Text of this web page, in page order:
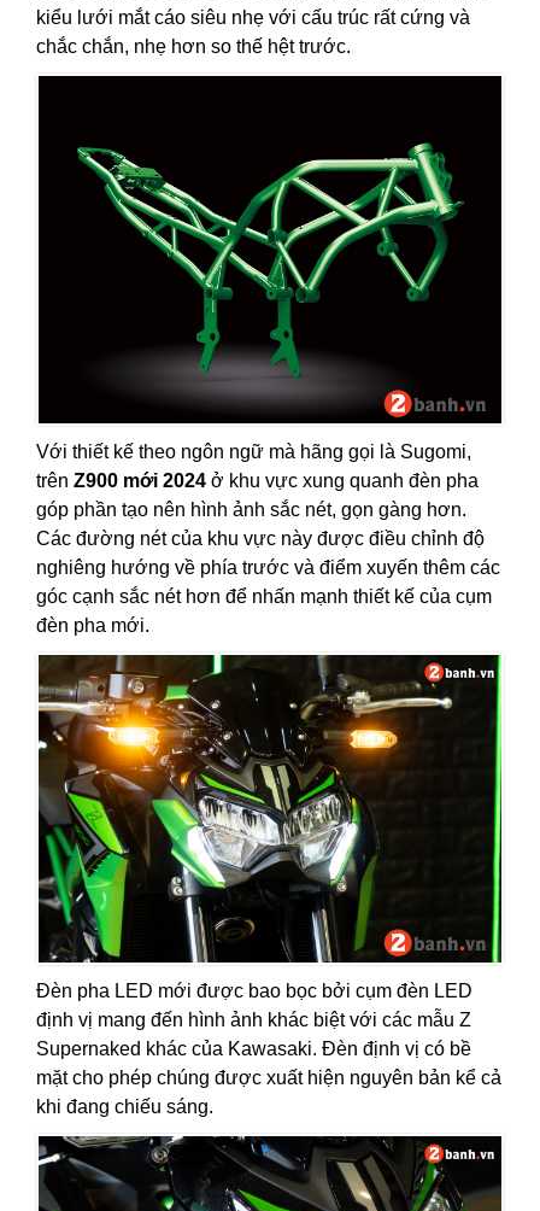
kiểu lưới mắt cáo siêu nhẹ với cấu trúc rất cứng và
chắc chắn, nhẹ hơn so thế hệt trước.
Với thiết kế theo ngôn ngữ mà hãng gọi là Sugomi,
trên Z900 mới 2024 ở khu vực xung quanh đèn pha
góp phần tạo nên hình ảnh sắc nét, gọn gàng hơn.
Các đường nét của khu vực này được điều chỉnh độ
nghiêng hướng về phía trước và điểm xuyến thêm các
góc cạnh sắc nét hơn để nhấn mạnh thiết kế của cụm
đèn pha mới.
Đèn pha LED mới được bao bọc bởi cụm đèn LED
định vị mang đến hình ảnh khác biệt với các mẫu Z
Supernaked khác của Kawasaki. Đèn định vị có bề
mặt cho phép chúng được xuất hiện nguyên bản kể cả
khi đang chiếu sáng.